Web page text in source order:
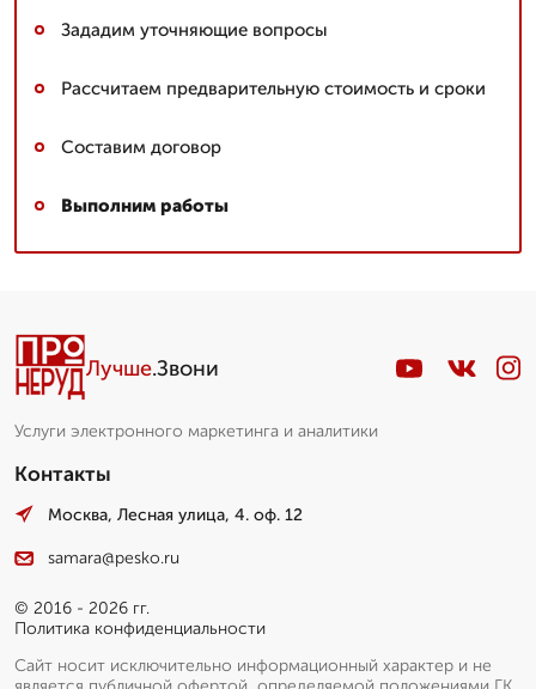
Зададим уточняющие вопросы
Рассчитаем предварительную стоимость и сроки
Составим договор
Выполним работы
Лучше.Звони
Услуги электронного маркетинга и аналитики
Контакты
Москва, Лесная улица, 4. оф. 12
samara@pesko.ru
© 2016 - 2026 гг.
Политика конфиденциальности
Сайт носит исключительно информационный характер и не